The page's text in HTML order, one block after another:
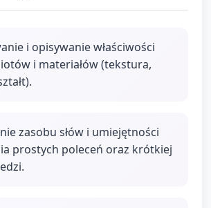
i opisywanie właściwości
i materiałów (tekstura,
zasobu słów i umiejętności
prostych poleceń oraz krótkiej